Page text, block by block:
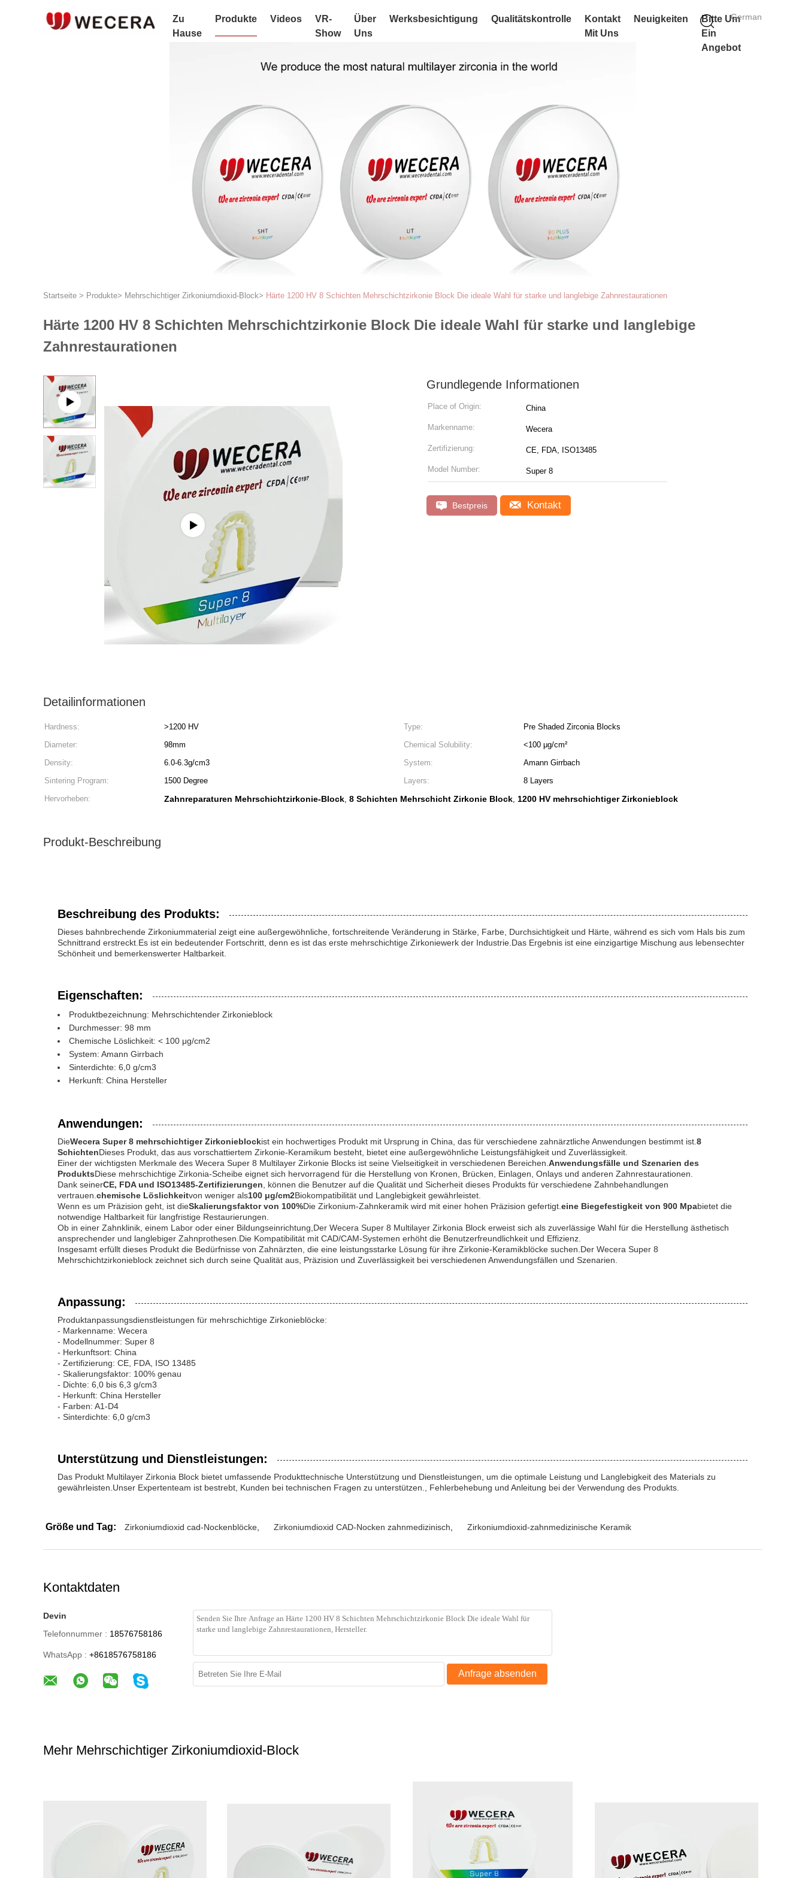
German
Zu
Hause
Produkte Videos
VR-
Show
Über
Uns
Werksbesichtigung Qualitätskontrolle
Kontakt
Mit Uns
Neuigkeiten
Bitte Um
Ein
Angebot
Startseite > Produkte> Mehrschichtiger Zirkoniumdioxid-Block> Härte 1200 HV 8 Schichten Mehrschichtzirkonie Block Die ideale Wahl für starke und langlebige Zahnrestaurationen
Härte 1200 HV 8 Schichten Mehrschichtzirkonie Block Die ideale Wahl für starke und langlebige
Zahnrestaurationen
Grundlegende Informationen
Place of Origin: China
Markenname: Wecera
Zertifizierung: CE, FDA, ISO13485
Model Number: Super 8
Bestpreis Kontakt
Detailinformationen
Hardness: >1200 HV Type:
Pre Shaded Zirconia Blocks
Diameter:
98mm Chemical Solubility:
<100 μg/cm²
Density:
6.0-6.3g/cm3 System:
Amann Girrbach
Sintering Program:
1500 Degree Layers:
8 Layers
Hervorheben:
Zahnreparaturen Mehrschichtzirkonie-Block, 8 Schichten Mehrschicht Zirkonie Block, 1200 HV mehrschichtiger Zirkonieblock
Produkt-Beschreibung
Beschreibung des Produkts:
Dieses bahnbrechende Zirkoniummaterial zeigt eine außergewöhnliche, fortschreitende Veränderung in Stärke, Farbe, Durchsichtigkeit und Härte, während es sich vom Hals bis zum
Schnittrand erstreckt.Es ist ein bedeutender Fortschritt, denn es ist das erste mehrschichtige Zirkoniewerk der Industrie.Das Ergebnis ist eine einzigartige Mischung aus lebensechter
Schönheit und bemerkenswerter Haltbarkeit.
Eigenschaften:
Produktbezeichnung: Mehrschichtender Zirkonieblock
Durchmesser: 98 mm
Chemische Löslichkeit: < 100 μg/cm2
System: Amann Girrbach
Sinterdichte: 6,0 g/cm3
Herkunft: China Hersteller
Anwendungen:
DieWecera Super 8 mehrschichtiger Zirkonieblockist ein hochwertiges Produkt mit Ursprung in China, das für verschiedene zahnärztliche Anwendungen bestimmt ist. 8
SchichtenDieses Produkt, das aus vorschattiertem Zirkonie-Keramikum besteht, bietet eine außergewöhnliche Leistungsfähigkeit und Zuverlässigkeit.
Einer der wichtigsten Merkmale des Wecera Super 8 Multilayer Zirkonie Blocks ist seine Vielseitigkeit in verschiedenen Bereichen. Anwendungsfälle und Szenarien des
ProduktsDiese mehrschichtige Zirkonia-Scheibe eignet sich hervorragend für die Herstellung von Kronen, Brücken, Einlagen, Onlays und anderen Zahnrestaurationen.
Dank seinerCE, FDA und ISO13485-Zertifizierungen , können die Benutzer auf die Qualität und Sicherheit dieses Produkts für verschiedene Zahnbehandlungen
vertrauen. chemische Löslichkeitvon weniger als100 μg/cm2Biokompatibilität und Langlebigkeit gewährleistet.
Wenn es um Präzision geht, ist dieSkalierungsfaktor von 100%Die Zirkonium-Zahnkeramik wird mit einer hohen Präzision gefertigt. eine Biegefestigkeit von 900 Mpabietet die
notwendige Haltbarkeit für langfristige Restaurierungen.
Ob in einer Zahnklinik, einem Labor oder einer Bildungseinrichtung,Der Wecera Super 8 Multilayer Zirkonia Block erweist sich als zuverlässige Wahl für die Herstellung ästhetisch
ansprechender und langlebiger Zahnprothesen.Die Kompatibilität mit CAD/CAM-Systemen erhöht die Benutzerfreundlichkeit und Effizienz.
Insgesamt erfüllt dieses Produkt die Bedürfnisse von Zahnärzten, die eine leistungsstarke Lösung für ihre Zirkonie-Keramikblöcke suchen.Der Wecera Super 8
Mehrschichtzirkonieblock zeichnet sich durch seine Qualität aus, Präzision und Zuverlässigkeit bei verschiedenen Anwendungsfällen und Szenarien.
Anpassung:
Produktanpassungsdienstleistungen für mehrschichtige Zirkonieblöcke:
- Markenname: Wecera
- Modellnummer: Super 8
- Herkunftsort: China
- Zertifizierung: CE, FDA, ISO 13485
- Skalierungsfaktor: 100% genau
- Dichte: 6,0 bis 6,3 g/cm3
- Herkunft: China Hersteller
- Farben: A1-D4
- Sinterdichte: 6,0 g/cm3
Unterstützung und Dienstleistungen:
Das Produkt Multilayer Zirkonia Block bietet umfassende Produkttechnische Unterstützung und Dienstleistungen, um die optimale Leistung und Langlebigkeit des Materials zu
gewährleisten.Unser Expertenteam ist bestrebt, Kunden bei technischen Fragen zu unterstützen., Fehlerbehebung und Anleitung bei der Verwendung des Produkts.
Größe und Tag: Zirkoniumdioxid cad-Nockenblöcke Zirkoniumdioxid CAD-Nocken zahnmedizinisch Zirkoniumdioxid-zahnmedizinische Keramik
Kontaktdaten
Devin
Telefonnummer : 18576758186
WhatsApp : +8618576758186
Anfrage absenden
Mehr Mehrschichtiger Zirkoniumdioxid-Block